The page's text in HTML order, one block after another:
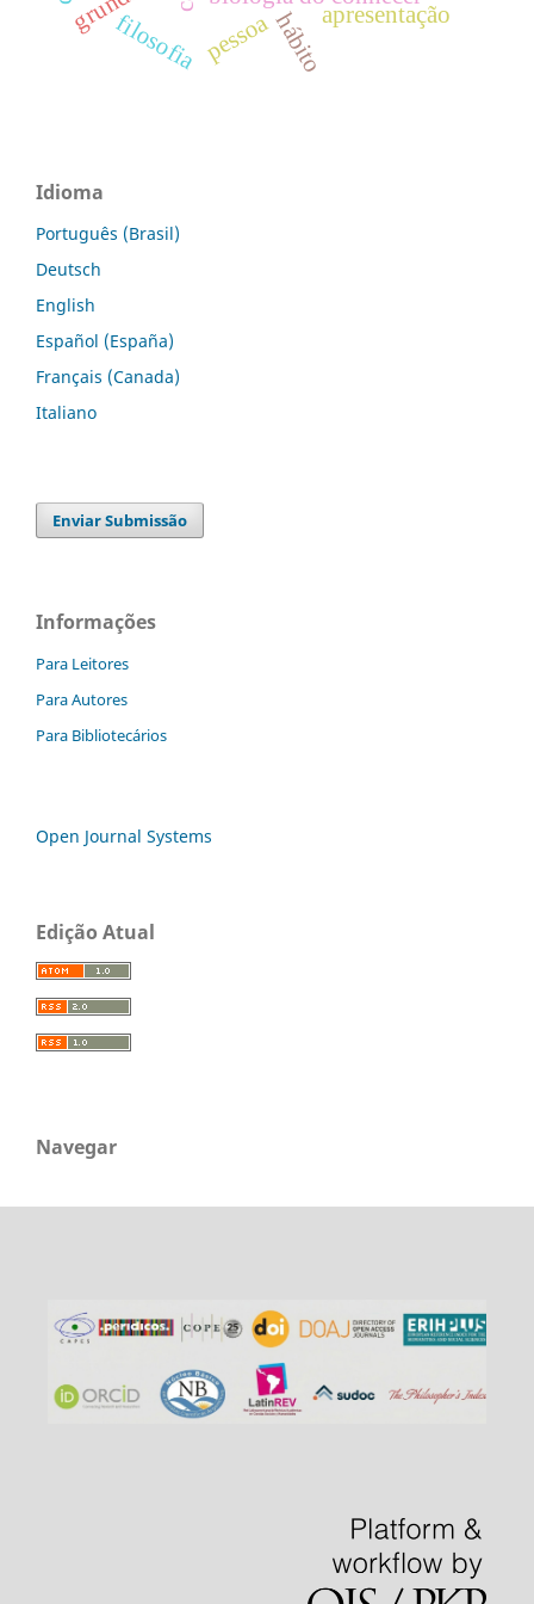
apresentação
hábito
pessoa
filosofia
Idioma
Português (Brasil)
Deutsch
English
Español (España)
Français (Canada)
Italiano
Enviar Submissão
Informações
Para Leitores
Para Autores
Para Bibliotecários
Open Journal Systems
Edição Atual
Navegar